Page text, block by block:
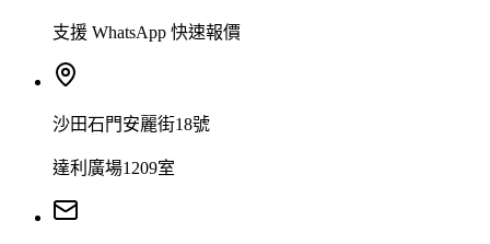
支援 WhatsApp 快速報價
沙田石門安麗街18號
達利廣場1209室